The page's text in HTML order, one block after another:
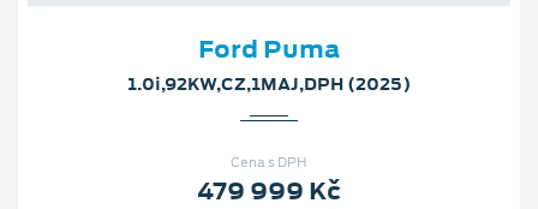
Ford Puma
1.0i,92KW,CZ,1MAJ,DPH (2025)
Cena s DPH
479 999 Kč